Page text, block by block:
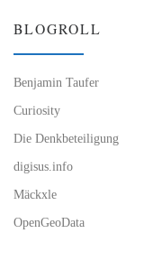
BLOGROLL
Benjamin Taufer
Curiosity
Die Denkbeteiligung
digisus.info
Mäckxle
OpenGeoData